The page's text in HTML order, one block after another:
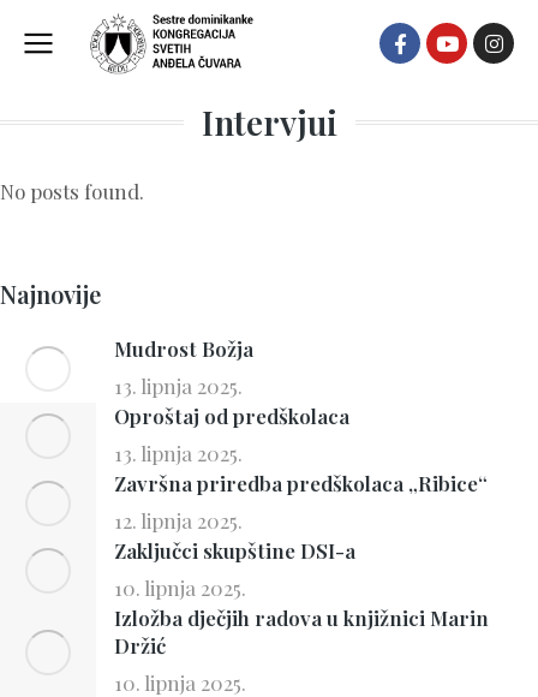
Intervjui
No posts found.
Najnovije
Mudrost Božja
13. lipnja 2025.
Oproštaj od predškolaca
13. lipnja 2025.
Završna priredba predškolaca „Ribice“
12. lipnja 2025.
Zaključci skupštine DSI-a
10. lipnja 2025.
Izložba dječjih radova u knjižnici Marin
Držić
10. lipnja 2025.